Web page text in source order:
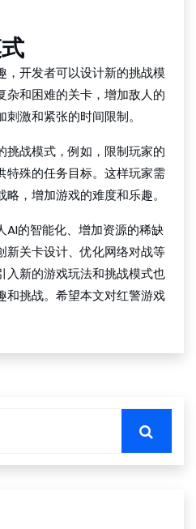
，开发者可以设计新的挑战模
杂和困难的关卡，增加敌人的
激和紧张的时间限制。
挑战模式，例如，限制玩家的
特殊的任务目标。这样玩家需
，增加游戏的难度和乐趣。
AI的智能化、增加资源的稀缺
新关卡设计、优化网络对战等
入新的游戏玩法和挑战模式也
和挑战。希望本文对红警游戏